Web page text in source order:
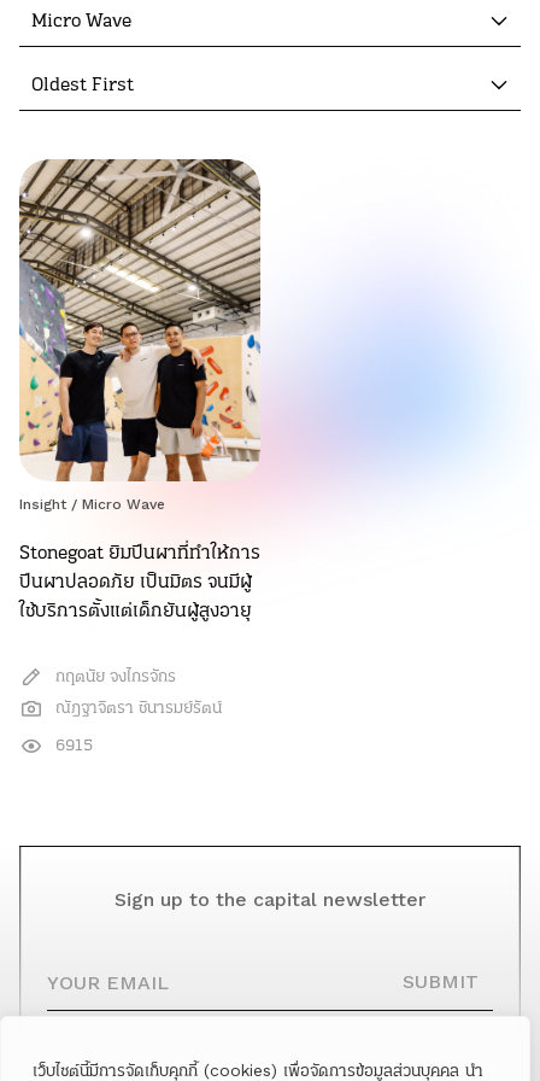
เว็บไซต์นี้มีการจัดเก็บคุกกี้ (cookies) เพื่อจัดการข้อมูลส่วนบุคคล นำ
Micro Wave
Oldest First
Insight / Micro Wave
Stonegoat ยิมปีนผาที่ทำให้การ
ปีนผาปลอดภัย เป็นมิตร จนมีผู้
ใช้บริการตั้งแต่เด็กยันผู้สูงอายุ
กฤตนัย จงไกรจักร
ณัฎฐาจิตรา ชินารมย์รัตน์
6915
Sign up to the capital newsletter
SUBMIT